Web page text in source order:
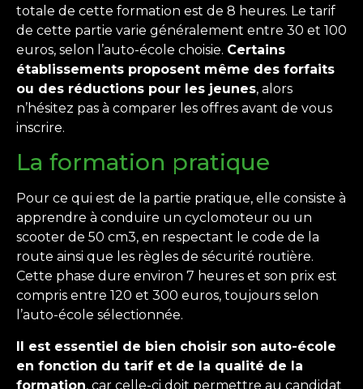
totale de cette formation est de 8 heures. Le tarif
de cette partie varie généralement entre 30 et 100
euros, selon l’auto-école choisie. Certains
établissements proposent même des forfaits
ou des réductions pour les jeunes, alors
n’hésitez pas à comparer les offres avant de vous
inscrire.
La formation pratique
Pour ce qui est de la partie pratique, elle consiste à
apprendre à conduire un cyclomoteur ou un
scooter de 50 cm3, en respectant le code de la
route ainsi que les règles de sécurité routière.
Cette phase dure environ 7 heures et son prix est
compris entre 120 et 300 euros, toujours selon
l’auto-école sélectionnée.
Il est essentiel de bien choisir son auto-école
en fonction du tarif et de la qualité de la
formation, car celle-ci doit permettre au candidat